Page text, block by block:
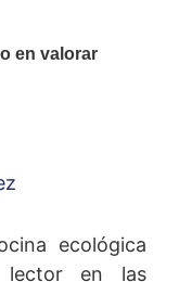
en valorar
ecológica
lector en las